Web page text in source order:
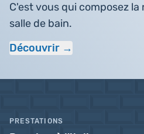
C'est vous qui composez
salle de bain.
Découvrir
PRESTATIONS